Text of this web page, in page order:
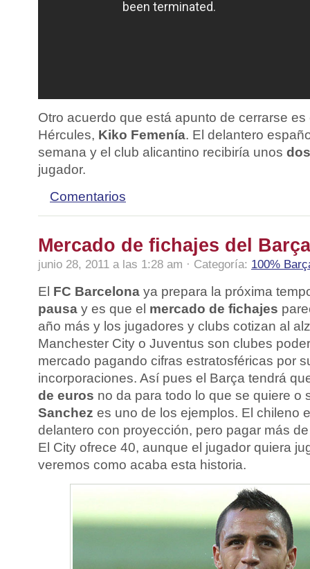
Otro acuerdo que está apunto de cerrarse
Hércules, Kiko Femenía. El delantero
semana y el club alicantino recibiría unos
jugador.
Comentarios
Mercado de fichajes del Barça
junio 28, 2011 a las 1:28 am · Categoría: 100%
El FC Barcelona ya prepara la próxima
pausa y es que el mercado de fichajes
año más y los jugadores y clubs cotizan al
Manchester City o Juventus son clubes
mercado pagando cifras estratosféricas por
incorporaciones. Así pues el Barça tendrá
de euros no da para todo lo que se quiere o
Sanchez es uno de los ejemplos. El chileno
delantero con proyección, pero pagar más
El City ofrece 40, aunque el jugador quiera
veremos como acaba esta historia.